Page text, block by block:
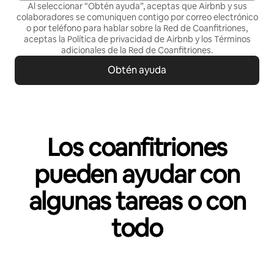
Al seleccionar “Obtén ayuda”, aceptas que Airbnb y sus
colaboradores se comuniquen contigo por correo electrónico
o por teléfono para hablar sobre la Red de Coanfitriones,
aceptas la Política de privacidad de Airbnb y los Términos
adicionales de la Red de Coanfitriones.
Obtén ayuda
Los coanfitriones
pueden ayudar con
algunas tareas o con
todo